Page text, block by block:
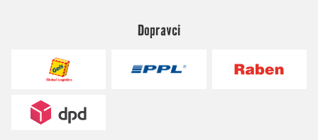
Dopravci